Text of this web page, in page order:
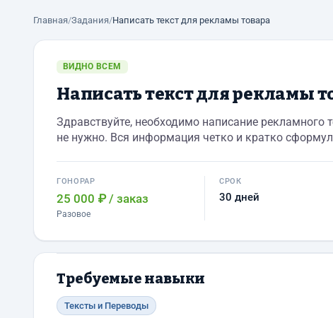
Главная/Задания/Написать текст для рекламы товара
ВИДНО ВСЕМ
Написать текст для рекламы
Здравствуйте, необходимо написание рекламного
не нужно. Вся информация четко и кратко
ГОНОРАР
25 000 ₽ / заказ
Разовое
СРОК
30 дней
Требуемые навыки
Тексты и Переводы